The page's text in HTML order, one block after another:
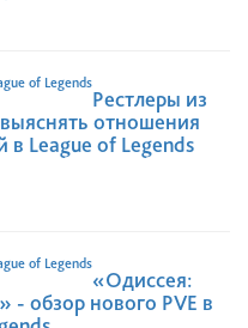
of Legends
Рестлеры из
отношения
в League of Legends
of Legends
«Одиссея:
- обзор нового PVE в